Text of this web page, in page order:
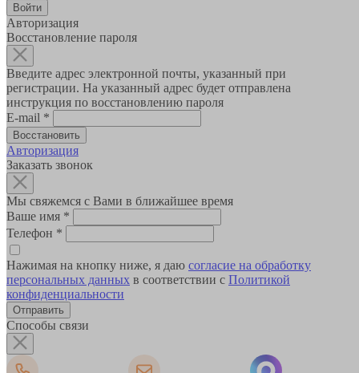
Авторизация
Восстановление пароля
Введите адрес электронной почты, указанный при
регистрации. На указанный адрес будет отправлена
инструкция по восстановлению пароля
E-mail *
Авторизация
Заказать звонок
Мы свяжемся с Вами в ближайшее время
Ваше имя *
Телефон *
Нажимая на кнопку ниже, я даю согласие на обработку
персональных данных в соответствии с Политикой
конфиденциальности
Способы связи